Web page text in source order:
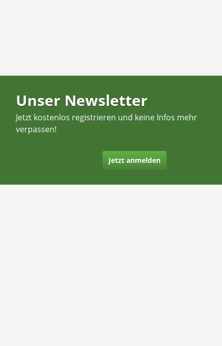
Unser Newsletter
Jetzt kostenlos registrieren und keine Infos mehr
verpassen!
Jetzt anmelden